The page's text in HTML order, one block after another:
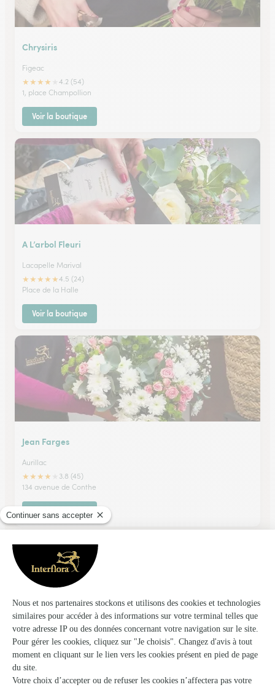
Chrysiris
Figeac
★★★★
4.2 (54)
1, place Champollion
Voir la boutique
A L’arbol Fleuri
Lacapelle Marival
★★★★★4.5 (24)
Place de la Halle
Voir la boutique
Jean Farges
Aurillac
★★★★
3.8 (45)
134 avenue de Conthe
Voir la boutique
Amelimelo Fleurs
Marcillac Vallon
★★
4, Tour de Ville